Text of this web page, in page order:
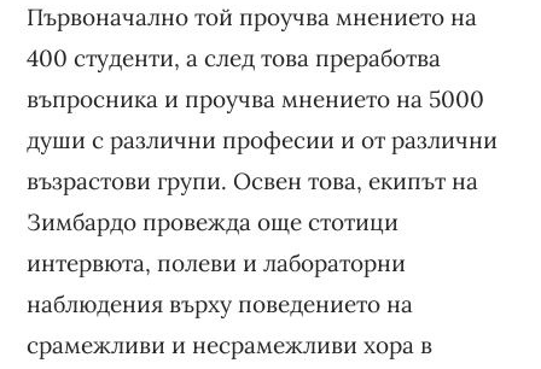
Първоначално той проучва мнението на
400 студенти, а след това преработва
въпросника и проучва мнението на 5000
души с различни професии и от различни
възрастови групи. Освен това, екипът на
Зимбардо провежда още стотици
интервюта, полеви и лабораторни
наблюдения върху поведението на
срамежливи и несрамежливи хора в